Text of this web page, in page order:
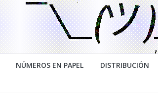
NÚMEROS EN PAPEL DISTRIBUCIÓN